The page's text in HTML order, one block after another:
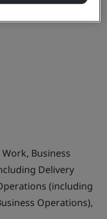
Business
Delivery
(including
Operations),